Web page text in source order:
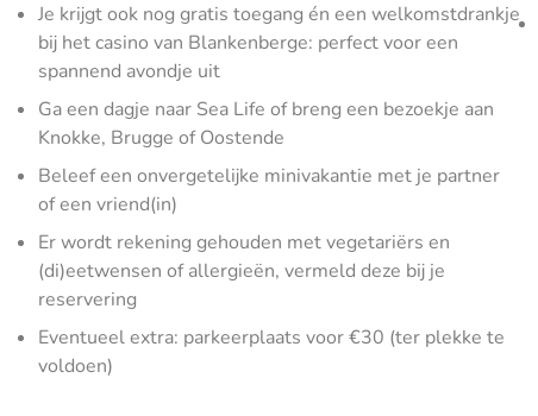
Je krijgt ook nog gratis toegang én een welkomstdrankje
bij het casino van Blankenberge: perfect voor een
spannend avondje uit
Ga een dagje naar Sea Life of breng een bezoekje aan
Knokke, Brugge of Oostende
Beleef een onvergetelijke minivakantie met je partner
of een vriend(in)
Er wordt rekening gehouden met vegetariërs en
(di)eetwensen of allergieën, vermeld deze bij je
reservering
Eventueel extra: parkeerplaats voor €30 (ter plekke te
voldoen)